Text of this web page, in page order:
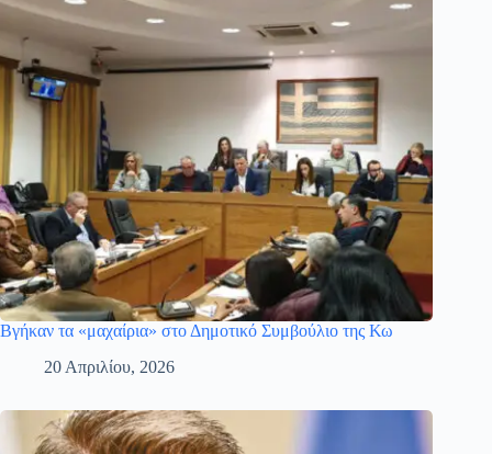
Βγήκαν τα «μαχαίρια» στο Δημοτικό Συμβούλιο της Κω
20 Απριλίου, 2026